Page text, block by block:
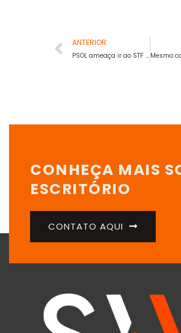
ANTERIOR
PSOL ameaça ir ao STF contra ato que discute manobra para orçamento secreto.
CONHEÇA MAIS
ESCRITÓRIO
CONTATO AQUI